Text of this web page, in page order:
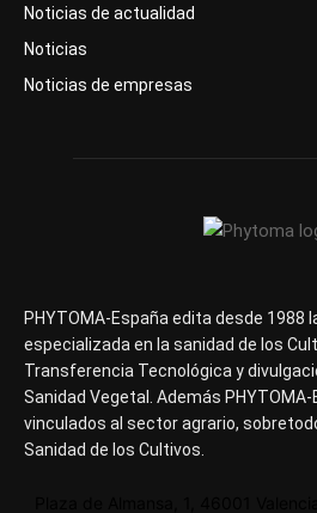
Noticias de actualidad
Noticias
Noticias de empresas
PHYTOMA-España edita desde 1988
especializada en la sanidad de los
Transferencia Tecnológica y
Sanidad Vegetal. Además
vinculados al sector agrario,
Sanidad de los Cultivos.